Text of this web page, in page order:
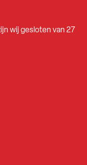
wij gesloten van 27